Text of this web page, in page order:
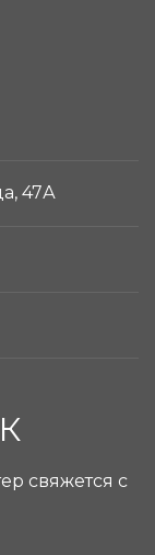
47А
свяжется с